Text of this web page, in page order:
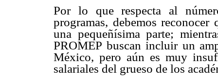
Por lo que respecta al
programas, debemos
una pequeñísima parte;
PROMEP buscan incluir un
México, pero aún es muy
salariales del grueso de los